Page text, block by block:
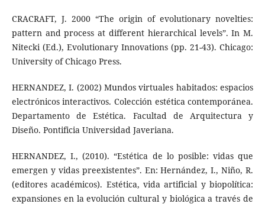
CRACRAFT, J. 2000 “The origin of evolutionary novelties:
pattern and process at different hierarchical levels”. In M.
Nitecki (Ed.), Evolutionary Innovations (pp. 21-43). Chicago:
University of Chicago Press.
HERNANDEZ, I. (2002) Mundos virtuales habitados: espacios
electrónicos interactivos. Colección estética contemporánea.
Departamento de Estética. Facultad de Arquitectura y
Diseño. Pontificia Universidad Javeriana.
HERNANDEZ, I., (2010). “Estética de lo posible: vidas que
emergen y vidas preexistentes”. En: Hernández, I., Niño, R.
(editores académicos). Estética, vida artificial y biopolítica:
expansiones en la evolución cultural y biológica a través de